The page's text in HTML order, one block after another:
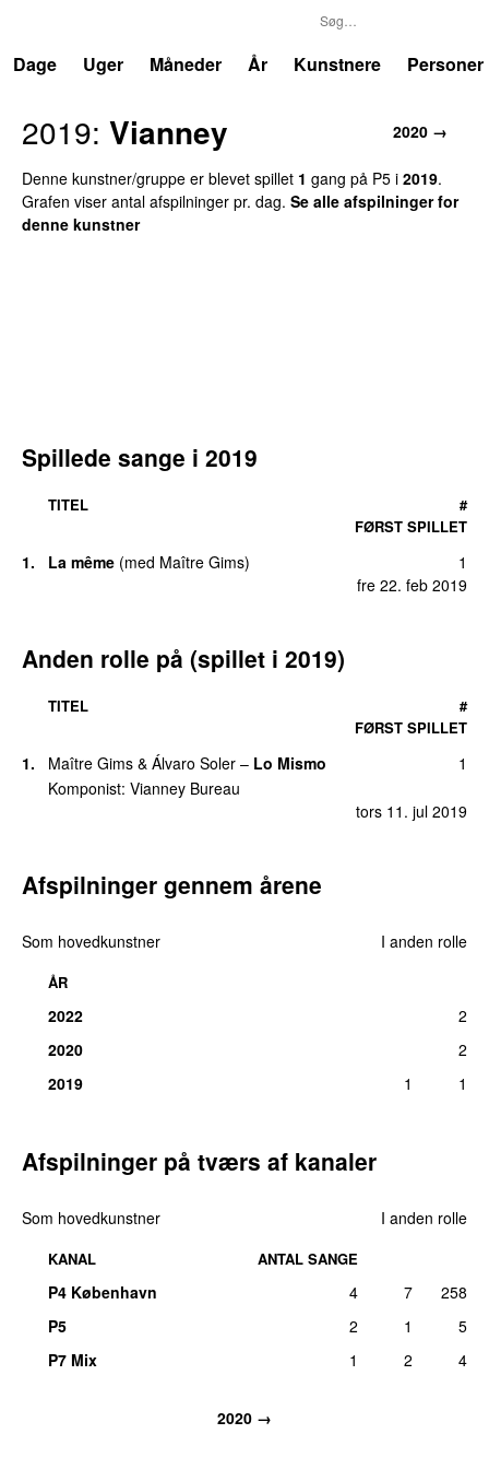
Dage
Uger Måneder År Kunstnere Personer
2020 →
2019: Vianney
Denne kunstner/gruppe er blevet spillet 1 gang på P5 i 2019.
Grafen viser antal afspilninger pr. dag. Se alle afspilninger for
denne kunstner
Spillede sange i 2019
TITEL
FØRST SPILLET
#
1. La même (med Maître Gims)
fre 22. feb 2019
1
Anden rolle på (spillet i 2019)
TITEL
FØRST SPILLET
#
1. Maître Gims & Álvaro Soler – Lo Mismo
tors 11. jul 2019
1
Komponist: Vianney Bureau
Afspilninger gennem årene
Som hovedkunstner I anden rolle
ÅR
2022
2
2020
2
2019
1 1
Afspilninger på tværs af kanaler
Som hovedkunstner I anden rolle
KANAL ANTAL SANGE
P4 København 4 7
258
P5
2 1
5
P7 Mix
1 2 4
2020 →